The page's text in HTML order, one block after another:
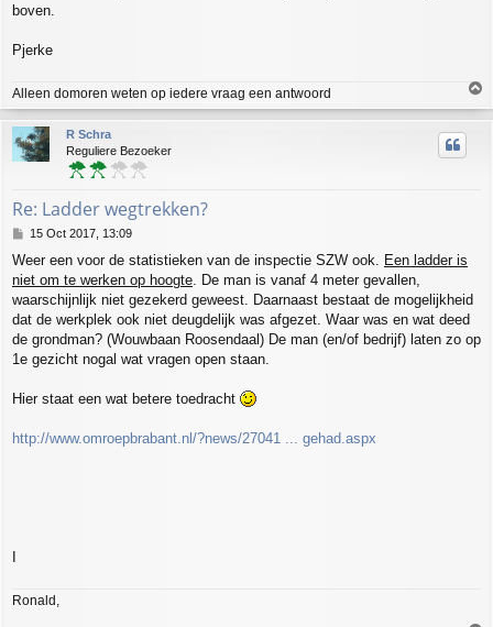
boven.
Pjerke
Alleen domoren weten op iedere vraag een antwoord
o
p
R Schra
Reguliere Bezoeker
Re: Ladder wegtrekken?
P
s
t
15 Oct 2017, 13:09
Weer een voor de statistieken van de inspectie SZW ook. Een ladder is
niet om te werken op hoogte. De man is vanaf 4 meter gevallen,
waarschijnlijk niet gezekerd geweest. Daarnaast bestaat de mogelijkheid
dat de werkplek ook niet deugdelijk was afgezet. Waar was en wat deed
de grondman? (Wouwbaan Roosendaal) De man (en/of bedrijf) laten zo op
1e gezicht nogal wat vragen open staan.
Hier staat een wat betere toedracht
http://www.omroepbrabant.nl/?news/27041 ... gehad.aspx
Ronald,